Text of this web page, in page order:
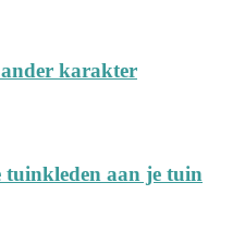
ander karakter
tuinkleden aan je tuin